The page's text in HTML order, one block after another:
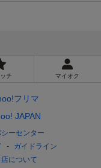
チ マイオク
フリマ
JAPAN
ーセンター
ガイドライン
について